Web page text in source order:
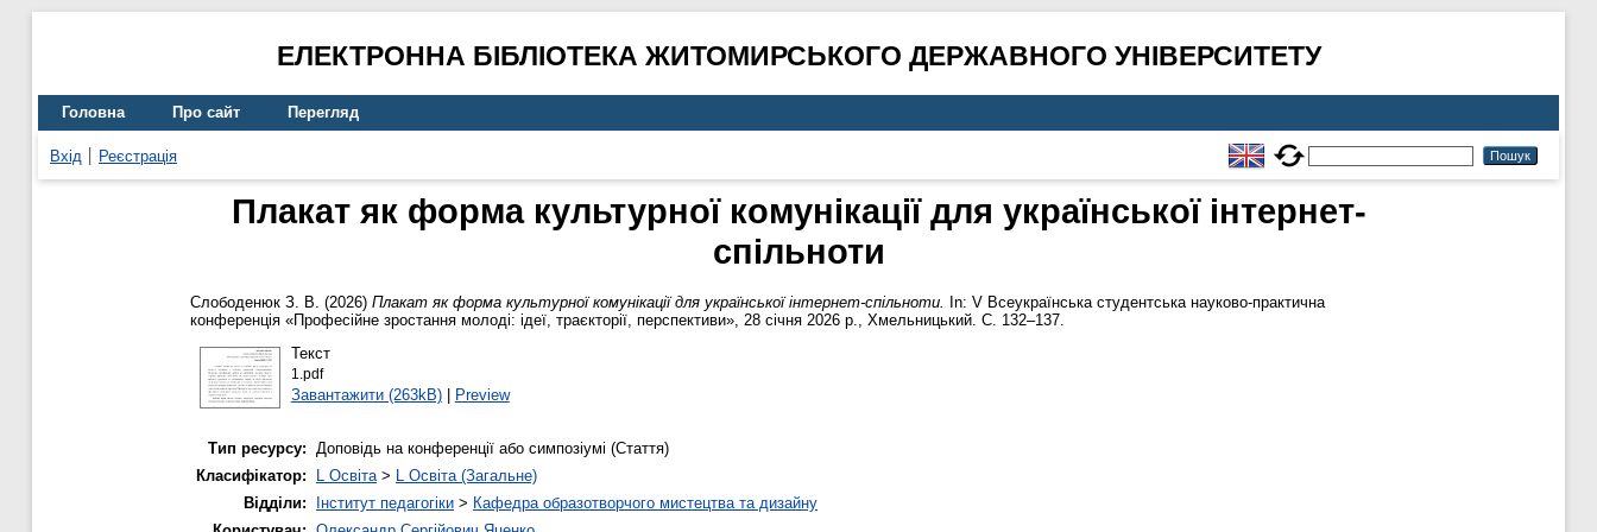
ЕЛЕКТРОННА БІБЛІОТЕКА ЖИТОМИРСЬКОГО ДЕРЖАВНОГО УНІВЕРСИТЕТУ
Головна Про сайт Перегляд
Вхід Реєстрація
Плакат як форма культурної комунікації для української інтернет-
спільноти
Слободенюк З. В. (2026) Плакат як форма культурної комунікації для української інтернет-спільноти.
In: V Всеукраїнська студентська науково-практична
конференція «Професійне зростання молоді: ідеї, траєкторії, перспективи», 28 січня 2026 р., Хмельницький. С. 132–137.
Текст
1.pdf
Завантажити (263kB)| Preview
Тип ресурсу: Доповідь на конференції або симпозіумі (Стаття)
Класифікатор:
L Освіта> L Освіта (Загальне)
Відділи:
Інститут педагогіки > Кафедра образотворчого мистецтва та дизайну